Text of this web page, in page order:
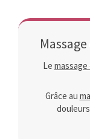
Le
Grâce au